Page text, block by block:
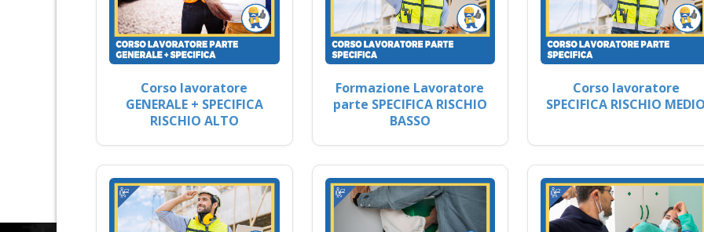
Corso lavoratore
GENERALE + SPECIFICA
RISCHIO ALTO
Formazione Lavoratore
parte SPECIFICA RISCHIO
BASSO
Corso lavoratore
SPECIFICA RISCHIO